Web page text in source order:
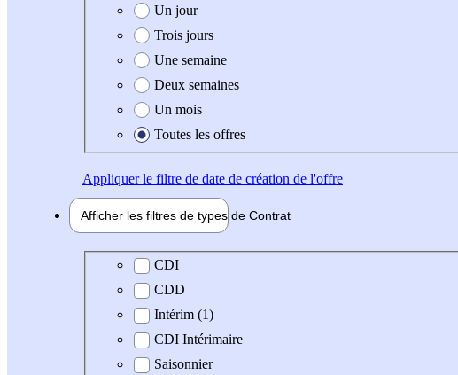
Date de création de l'offre
Un jour
Trois jours
Une semaine
Deux semaines
Un mois
Toutes les offres
Appliquerle filtre de date de création de l'offre
Afficher les filtres de types de Contrat
Type de contrat
CDI
CDD
Intérim (1)
CDI Intérimaire
Saisonnier